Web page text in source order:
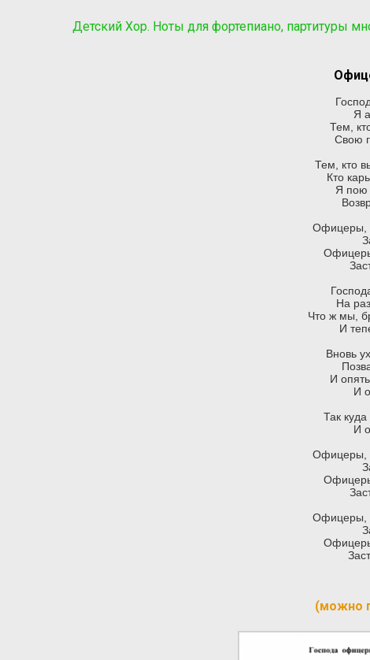
Детский Хор. Ноты для фортепиано, партитуры
Я
Тем,
Свою
Тем, кто
Кто
Я пою
Офицеры,
На
Что ж мы,
И
Вновь
И
И
Так
И
Офицеры,
Офицеры,
(можно